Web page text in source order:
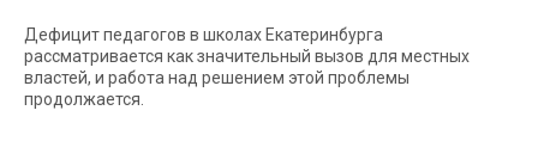
Дефицит педагогов в школах Екатеринбурга
рассматривается как значительный вызов для местных
властей, и работа над решением этой проблемы
продолжается.